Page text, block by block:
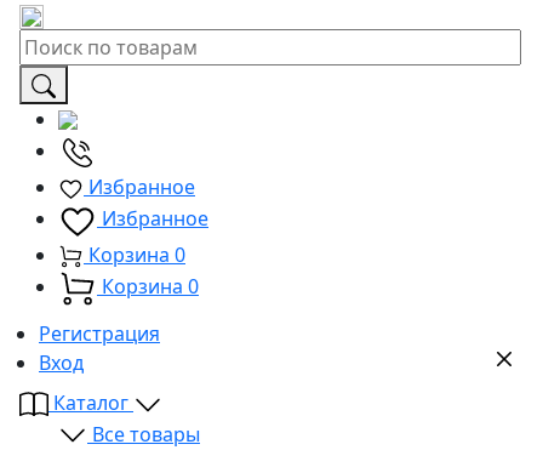
Избранное
Избранное
Корзина 0
Корзина 0
Регистрация
Вход
Каталог
Все товары